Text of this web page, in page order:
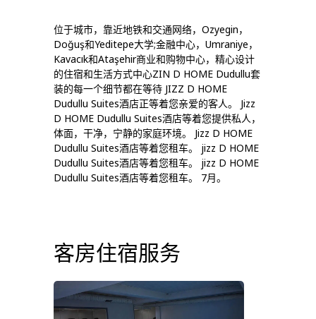
位于城市，靠近地铁和交通网络，Ozyegin，
Doğuş和Yeditepe大学;金融中心，Umraniye，
Kavacık和Ataşehir商业和购物中心，精心设计
的住宿和生活方式中心ZIN D HOME Dudullu套
装的每一个细节都在等待 JIZZ D HOME
Dudullu Suites酒店正等着您亲爱的客人。 Jizz
D HOME Dudullu Suites酒店等着您提供私人，
体面，干净，宁静的家庭环境。 Jizz D HOME
Dudullu Suites酒店等着您租车。 jizz D HOME
Dudullu Suites酒店等着您租车。 jizz D HOME
Dudullu Suites酒店等着您租车。 7月。
客房住宿服务